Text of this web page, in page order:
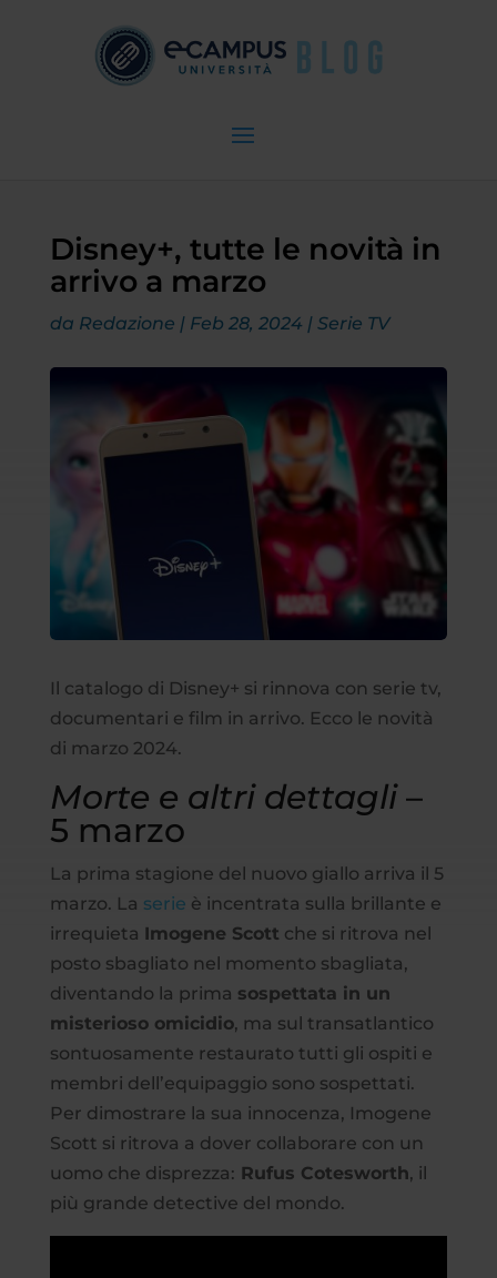
Disney+, tutte le novità in
arrivo a marzo
da Redazione | Feb 28, 2024 | Serie TV
Il catalogo di Disney+ si rinnova con serie tv,
documentari e film in arrivo. Ecco le novità
di marzo 2024.
Morte e altri dettagli–
5 marzo
La prima stagione del nuovo giallo arriva il 5
marzo. La serie è incentrata sulla brillante e
irrequieta Imogene Scott che si ritrova nel
posto sbagliato nel momento sbagliata,
diventando la prima sospettata in un
misterioso omicidio, ma sul transatlantico
sontuosamente restaurato tutti gli ospiti e
membri dell’equipaggio sono sospettati.
Per dimostrare la sua innocenza, Imogene
Scott si ritrova a dover collaborare con un
uomo che disprezza: Rufus Cotesworth, il
più grande detective del mondo.